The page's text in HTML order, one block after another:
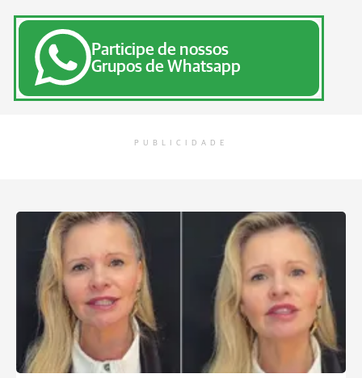
Participe de nossos
Grupos de Whatsapp
PUBLICIDADE